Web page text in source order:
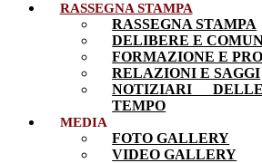
RASSEGNA STAMPA
RASSEGNA STAMPA
DELIBERE E
FORMAZIONE E
RELAZIONI E SAGGI
NOTIZIARI
TEMPO
MEDIA
FOTO GALLERY
VIDEO GALLERY